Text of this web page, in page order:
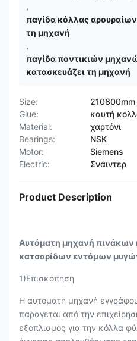
,
παγίδα κόλλας
τη μηχανή
,
παγίδα ποντικιών
κατασκευάζει τη μηχανή
Size:
210800mm
Glue:
καυτή
Material:
χαρτόνι
Bearings:
NSK
Motor:
Siemens
Electric:
Σνάιντερ
Product Description
Αυτόματη μηχανή πινάκων
κατσαρίδων εντόμων
1)Επισκόπηση
Η αυτόματη μηχανή
παράγεται από την
εξοπλισμός για την κόλλα